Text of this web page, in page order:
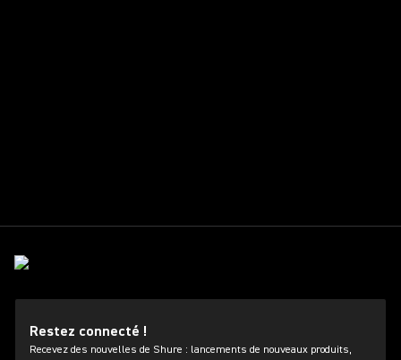
Restez connecté !
Recevez des nouvelles de Shure : lancements de nouveaux produits,